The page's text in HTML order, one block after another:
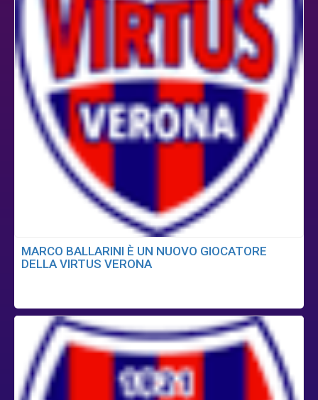
MARCO BALLARINI È UN NUOVO GIOCATORE
DELLA VIRTUS VERONA